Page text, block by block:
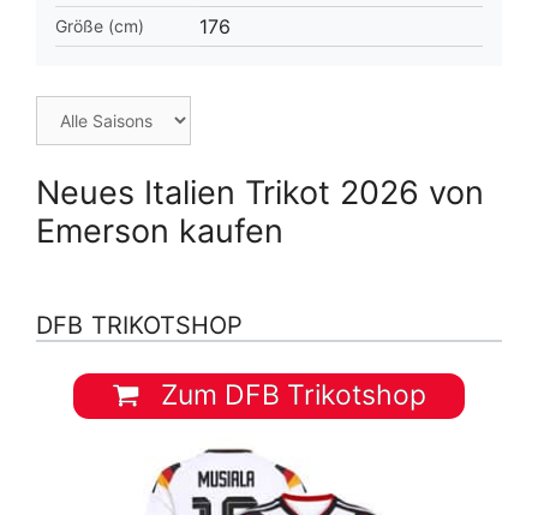
Größe (cm) 176
Neues Italien Trikot 2026 von
Emerson kaufen
DFB TRIKOTSHOP
Zum DFB Trikotshop